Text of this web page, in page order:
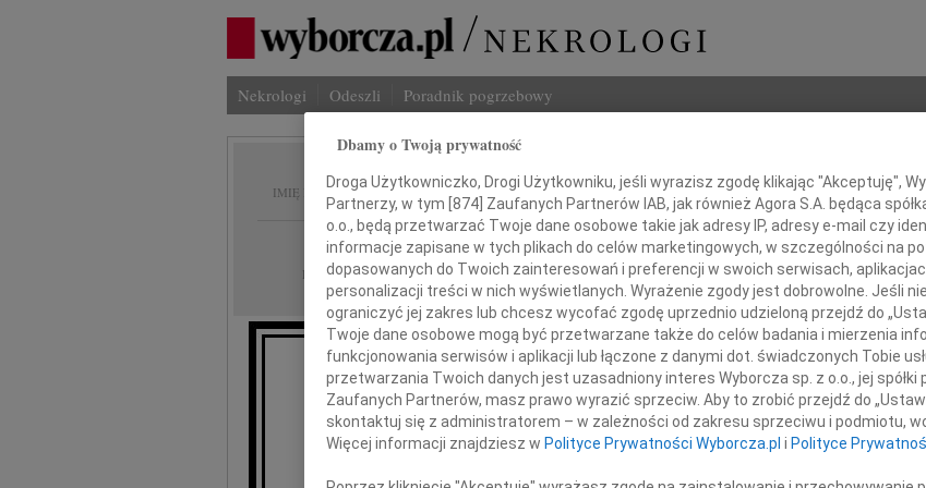
Nekrologi Odeszli Poradnik pogrzebowy
IMIĘ I NAZWISKO: Irena Bieniek
REGION: Radom
DATA EMISJI: 12.07.2014
Z głębokim żalem żegnamy
naszą kochaną Ciocię
Dbamy o Twoją prywatność
Droga Użytkowniczko, Drogi Użytkowniku, jeśli wyrazisz zgodę klikając "Akceptuję",
Partnerzy, w tym [874] Zaufanych Partnerów IAB, jak również Agora S.A. będąca
o.o., będą przetwarzać Twoje dane osobowe takie jak adresy IP, adresy e-mail czy
informacje zapisane w tych plikach do celów marketingowych, w szczególności na
dopasowanych do Twoich zainteresowań i preferencji w swoich serwisach,
personalizacji treści w nich wyświetlanych. Wyrażenie zgody jest dobrowolne. Jeśli
ograniczyć jej zakres lub chcesz wycofać zgodę uprzednio udzieloną przejdź do
Twoje dane osobowe mogą być przetwarzane także do celów badania i mierzenia
funkcjonowania serwisów i aplikacji lub łączone z danymi dot. świadczonych Tobie
przetwarzania Twoich danych jest uzasadniony interes Wyborcza sp. z o.o., jej spółki
Zaufanych Partnerów, masz prawo wyrazić sprzeciw. Aby to zrobić przejdź do
skontaktuj się z administratorem – w zależności od zakresu sprzeciwu i podmiotu,
Więcej informacji znajdziesz w Polityce Prywatności Wyborcza.pl i Polityce